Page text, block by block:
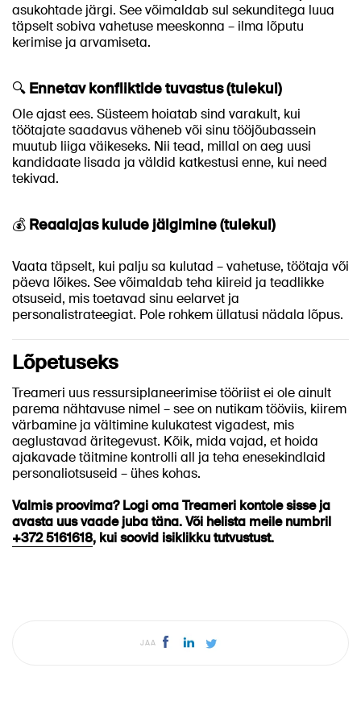
asukohtade järgi. See võimaldab sul sekunditega luua
täpselt sobiva vahetuse meeskonna – ilma lõputu
kerimise ja arvamiseta.
🔍 Ennetav konfliktide tuvastus (tulekul)
Ole ajast ees. Süsteem hoiatab sind varakult, kui
töötajate saadavus väheneb või sinu tööjõubassein
muutub liiga väikeseks. Nii tead, millal on aeg uusi
kandidaate lisada ja väldid katkestusi enne, kui need
tekivad.
💰 Reaalajas kulude jälgimine (tulekul)
Vaata täpselt, kui palju sa kulutad – vahetuse, töötaja või
päeva lõikes. See võimaldab teha kiireid ja teadlikke
otsuseid, mis toetavad sinu eelarvet ja
personalistrateegiat. Pole rohkem üllatusi nädala lõpus.
Lõpetuseks
Treameri uus ressursiplaneerimise tööriist ei ole ainult
parema nähtavuse nimel – see on nutikam tööviis, kiirem
värbamine ja vältimine kulukatest vigadest, mis
aeglustavad äritegevust. Kõik, mida vajad, et hoida
ajakavade täitmine kontrolli all ja teha enesekindlaid
personaliotsuseid – ühes kohas.
Valmis proovima? Logi oma Treameri kontole sisse ja
avasta uus vaade juba täna. Või helista meile numbril
+372 5161618, kui soovid isiklikku tutvustust.
JAA